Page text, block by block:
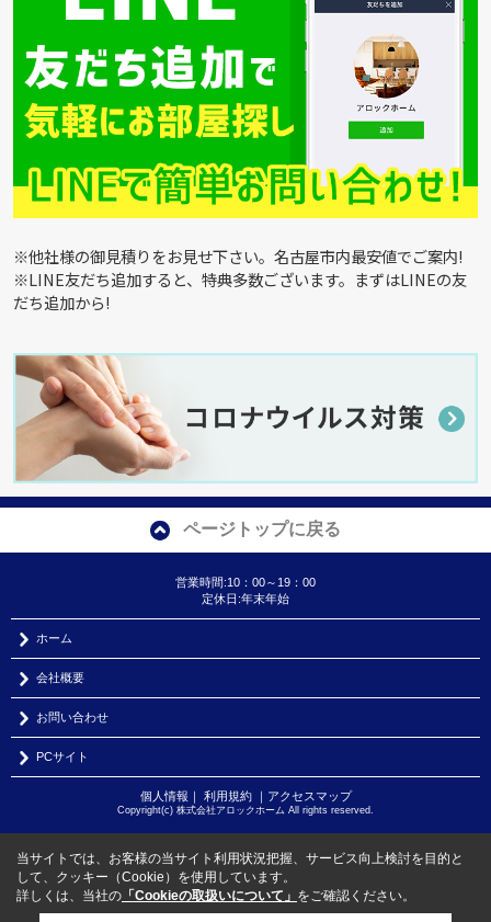
※他社様の御見積りをお見せ下さい。名古屋市内最安値でご案内!
※LINE友だち追加すると、特典多数ございます。まずはLINEの友
だち追加から!
ページトップに戻る
営業時間:10：00～19：00
定休日:年末年始
ホーム
会社概要
お問い合わせ
PCサイト
個人情報 利用規約｜ アクセスマップ
Copyright(c) 株式会社アロックホーム All rights reserved.
当サイトでは、お客様の当サイト利用状況把握、サービス向上検討を目的と
して、クッキー（Cookie）を使用しています。
詳しくは、当社の 「Cookieの取扱いについて」 をご確認ください。